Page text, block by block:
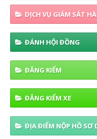
DỊCH VỤ GIÁM SÁT
ĐÁNH HỘI ĐỒNG
ĐĂNG KIỂM
ĐĂNG KIỂM XE
ĐỊA ĐIỂM NỘP HỒ SƠ